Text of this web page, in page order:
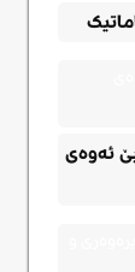
ئەوەی